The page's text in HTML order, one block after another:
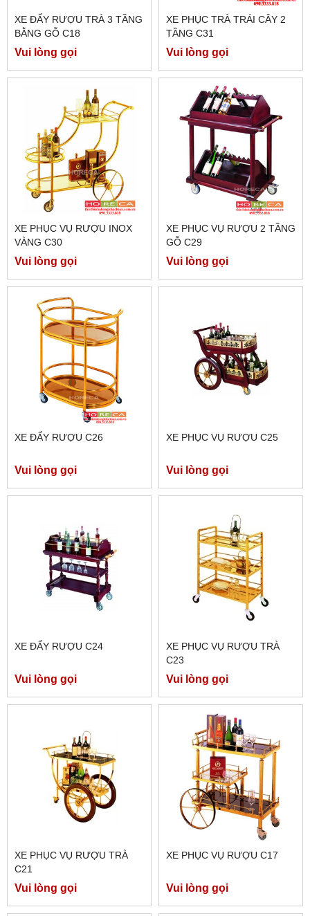
XE ĐẨY RƯỢU TRÀ 3 TẦNG
BẰNG GỖ C18
Vui lòng gọi
XE PHỤC TRÀ TRÁI CÂY 2
TẦNG C31
Vui lòng gọi
XE PHỤC VỤ RƯỢU INOX
VÀNG C30
Vui lòng gọi
XE PHỤC VỤ RƯỢU 2 TẦNG
GỖ C29
Vui lòng gọi
XE ĐẨY RƯỢU C26
Vui lòng gọi
XE PHỤC VỤ RƯỢU C25
Vui lòng gọi
XE ĐẨY RƯỢU C24
Vui lòng gọi
XE PHỤC VỤ RƯỢU TRÀ
C23
Vui lòng gọi
XE PHỤC VỤ RƯỢU TRÀ
C21
Vui lòng gọi
XE PHỤC VỤ RƯỢU C17
Vui lòng gọi